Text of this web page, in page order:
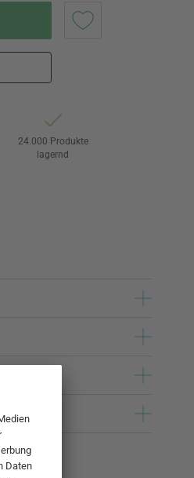
24.000 Produkte
lagernd